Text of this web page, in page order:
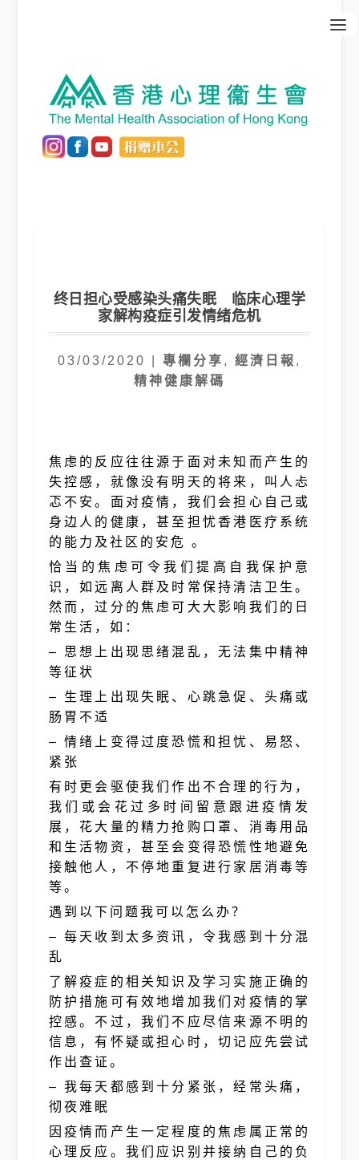
终日担心受感染头痛失眠 临床心理学
家解构疫症引发情绪危机
03/03/2020 專欄分享 , 經濟日報 ,
精神健康解碼
焦虑的反应往往源于面对未知而产生的
失控感，就像没有明天的将来，叫人忐
忑不安。面对疫情，我们会担心自己或
身边人的健康，甚至担忧香港医疗系统
的能力及社区的安危 。
恰当的焦虑可令我们提高自我保护意
识，如远离人群及时常保持清洁卫生。
然而，过分的焦虑可大大影响我们的日
常生活，如：
– 思想上出现思绪混乱，无法集中精神
等征状
– 生理上出现失眠、心跳急促、头痛或
肠胃不适
– 情绪上变得过度恐慌和担忧、易怒、
紧张
有时更会驱使我们作出不合理的行为，
我们或会花过多时间留意跟进疫情发
展，花大量的精力抢购口罩、消毒用品
和生活物资，甚至会变得恐慌性地避免
接触他人，不停地重复进行家居消毒等
等。
遇到以下问题我可以怎么办？
– 每天收到太多资讯，令我感到十分混
乱
了解疫症的相关知识及学习实施正确的
防护措施可有效地增加我们对疫情的掌
控感。不过，我们不应尽信来源不明的
信息，有怀疑或担心时，切记应先尝试
作出查证。
– 我每天都感到十分紧张，经常头痛，
彻夜难眠
因疫情而产生一定程度的焦虑属正常的
心理反应。我们应识别并接纳自己的负